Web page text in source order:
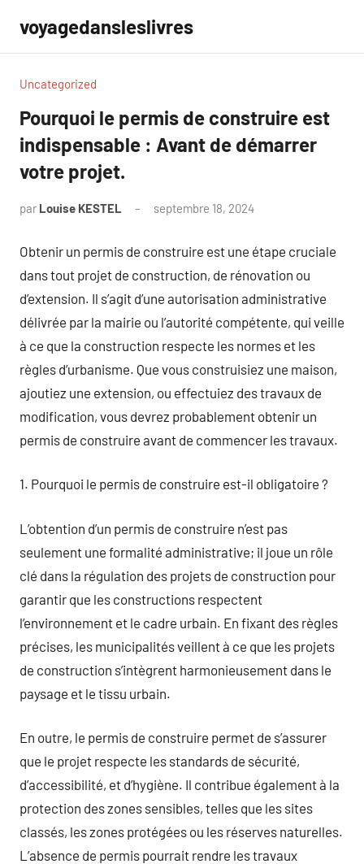
contenu
voyagedansleslivres
Uncategorized
Pourquoi le permis de construire est
indispensable : Avant de démarrer
votre projet.
par Louise KESTEL septembre 18, 2024
Obtenir un permis de construire est une étape cruciale
dans tout projet de construction, de rénovation ou
d’extension. Il s’agit d’une autorisation administrative
délivrée par la mairie ou l’autorité compétente, qui veille
à ce que la construction respecte les normes et les
règles d’urbanisme. Que vous construisiez une maison,
ajoutiez une extension, ou effectuiez des travaux de
modification, vous devrez probablement obtenir un
permis de construire avant de commencer les travaux.
1. Pourquoi le permis de construire est-il obligatoire ?
L’obtention d’un permis de construire n’est pas
seulement une formalité administrative; il joue un rôle
clé dans la régulation des projets de construction pour
garantir que les constructions respectent
l’environnement et le cadre urbain. En fixant des règles
précises, les municipalités veillent à ce que les projets
de construction s’intègrent harmonieusement dans le
paysage et le tissu urbain.
En outre, le permis de construire permet de s’assurer
que le projet respecte les standards de sécurité,
d’accessibilité, et d’hygiène. Il contribue également à la
protection des zones sensibles, telles que les sites
classés, les zones protégées ou les réserves naturelles.
L’absence de permis pourrait rendre les travaux